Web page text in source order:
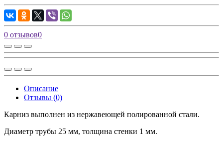
0 отзывов0
Описание
Отзывы (0)
Карниз выполнен из нержавеющей полированной стали.
Диаметр трубы 25 мм, толщина стенки 1 мм.